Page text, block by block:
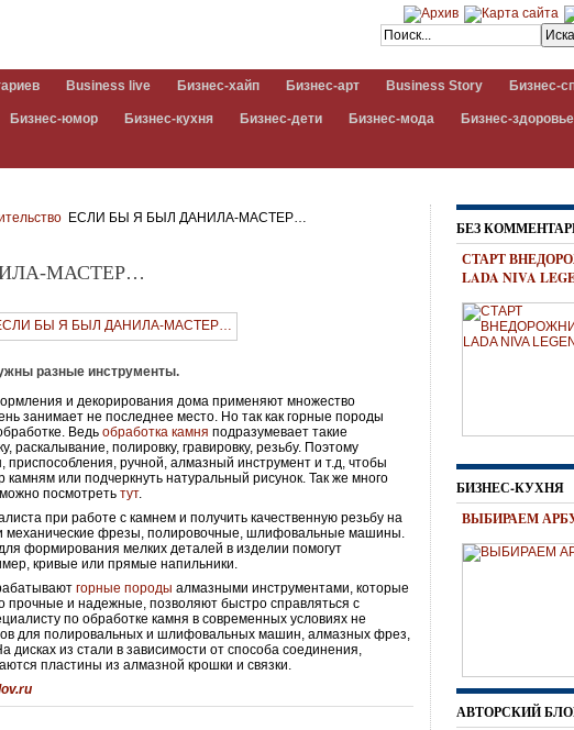
Business live Бизнес-хайп Бизнес-арт Business Story Бизнес-
Бизнес-юмор Бизнес-кухня Бизнес-дети Бизнес-мода Бизнес-здоровье
ЕСЛИ БЫ Я БЫЛ ДАНИЛА-МАСТЕР…
МАСТЕР…
разные инструменты.
и декорирования дома применяют множество
занимает не последнее место. Но так как горные породы
Ведьобработка камня подразумевает такие
раскалывание, полировку, гравировку, резьбу. Поэтому
ручной, алмазный инструмент и т.д, чтобы
или подчеркнуть натуральный рисунок. Так же много
посмотретьтут.
при работе с камнем и получить качественную резьбу на
механические фрезы, полировочные, шлифовальные машины.
формирования мелких деталей в изделии помогут
кривые или прямые напильники.
горные породы алмазными инструментами, которые
и надежные, позволяют быстро справляться с
по обработке камня в современных условиях не
для полировальных и шлифовальных машин, алмазных фрез,
дисках из стали в зависимости от способа соединения,
пластины из алмазной крошки и связки.
БЕЗ
СТАРТ
LADA NIVA
БИЗНЕС-КУХНЯ
ВЫБИРАЕМ
АВТОРСКИЙ